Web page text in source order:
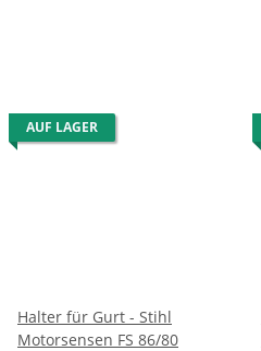
AUF LAGER
Halter für Gurt - Stihl
Motorsensen FS 86/80